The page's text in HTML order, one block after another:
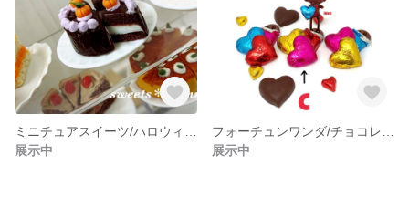
展示中
展示中